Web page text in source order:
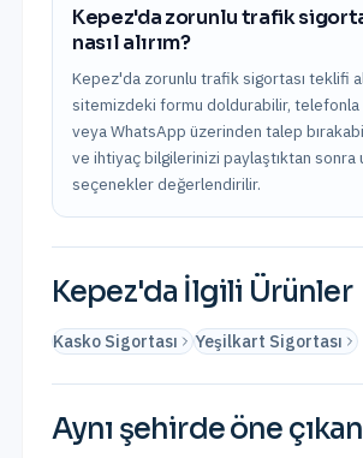
Kepez'da zorunlu trafik
nasıl alırım?
Kepez'da zorunlu trafik sigortası teklifi
sitemizdeki formu doldurabilir, telefonla
veya WhatsApp üzerinden talep
ve ihtiyaç bilgilerinizi paylaştıktan sonra
seçenekler değerlendirilir.
Kepez'da İlgili Ürünler
Kasko Sigortası Yeşilkart Sigortası
Aynı şehirde öne